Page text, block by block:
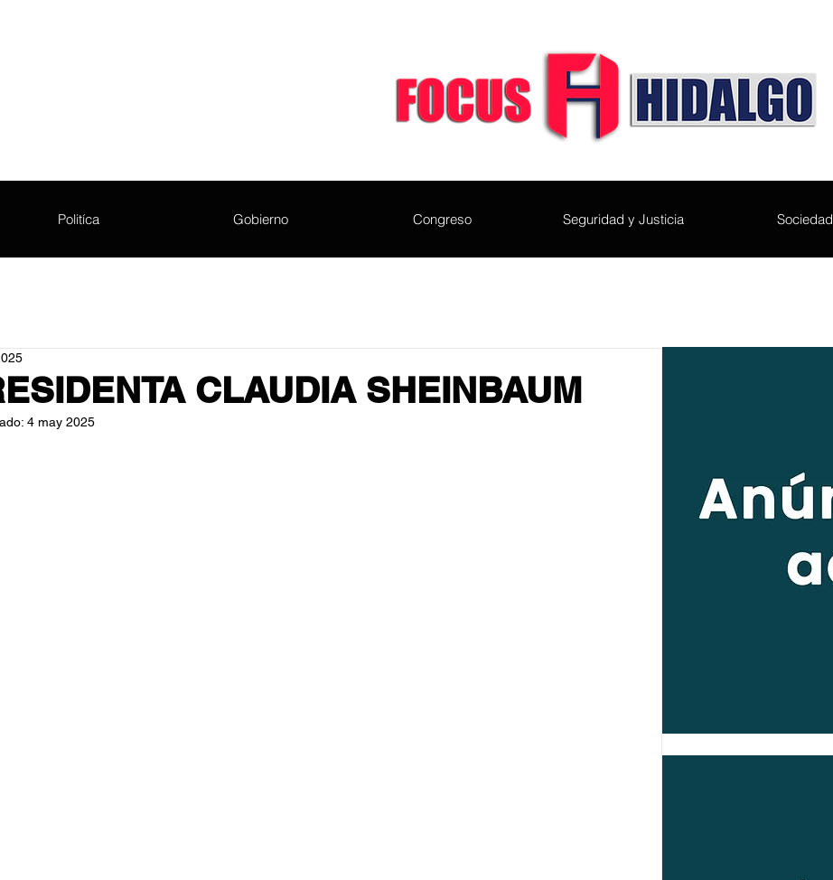
Politíca Gobierno Congreso Seguridad y Justicia Sociedad
CLAUDIA SHEINBAUM
4 may 2025